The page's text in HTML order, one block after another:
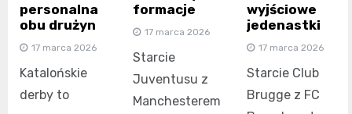
personalna
obu drużyn
17 marca 2026
Katalońskie
derby to
formacje
17 marca 2026
Starcie
Juventusu z
Manchesterem
wyjściowe
jedenastki
17 marca 2026
Starcie Club
Brugge z FC